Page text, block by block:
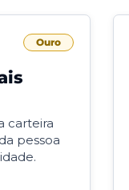
Ouro
carteira
pessoa